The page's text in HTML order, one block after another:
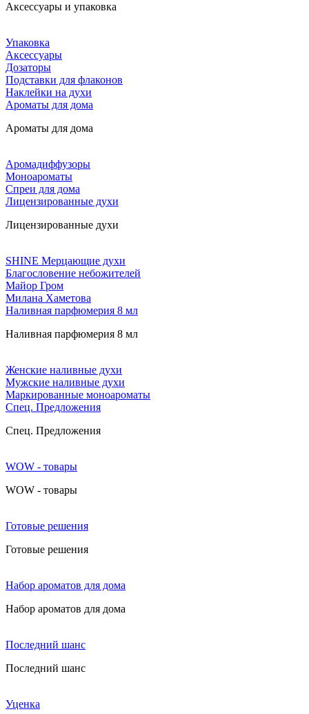
Аксессуары и упаковка
Упаковка
Аксессуары
Дозаторы
Подставки для флаконов
Наклейки на духи
Ароматы для дома
Ароматы для дома
Аромадиффузоры
Моноароматы
Спреи для дома
Лицензированные духи
Лицензированные духи
SHINE Мерцающие духи
Благословение небожителей
Майор Гром
Милана Хаметова
Наливная парфюмерия 8 мл
Наливная парфюмерия 8 мл
Женские наливные духи
Мужские наливные духи
Маркированные моноароматы
Cпец. Предложения
Cпец. Предложения
WOW - товары
WOW - товары
Готовые решения
Готовые решения
Набор ароматов для дома
Набор ароматов для дома
Последний шанс
Последний шанс
Уценка